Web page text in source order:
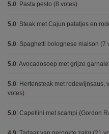
5.0: Pasta pesto (8 votes)
5.0: Steak met Cajun patatjes en
5.0: Spaghetti bolognese maison (7
5.0: Avocadosoep met grijze
5.0: Hertensteak met rodewijnsaus,
votes)
5.0: Capellini met scampi (Gordon